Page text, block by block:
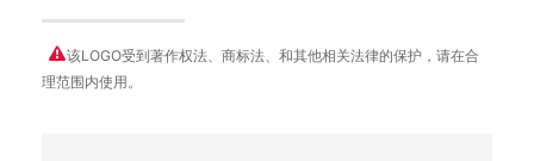
该LOGO受到著作权法、商标法、和其他相关法律的保护，请在合
理范围内使用。